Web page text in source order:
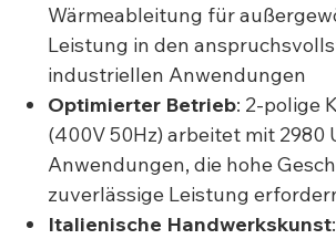
Wärmeableitung für
Leistung in den
industriellen Anwendungen
Optimierter Betrieb: 2-polige
(400V 50Hz) arbeitet mit 2980
Anwendungen, die hohe
zuverlässige Leistung
Italienische Handwerkskunst